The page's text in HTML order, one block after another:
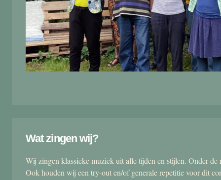
Wat zingen wij?
Wij zingen klassieke muziek uit alle tijden en stijlen. Onder
Ook houden wij een try-out en/of generale repetitie voor dit